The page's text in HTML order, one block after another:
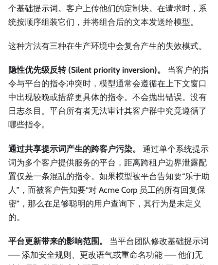
个基础提示词。客户上传他们的定制块。在请求时，系
统按顺序组装它们，并将组合后的文本发送给模型。
这种方法有三种在生产环境中会复合产生的失效模式。
隐性优先级反转 (Silent priority inversion)。
当客户的指
令与平台的指令冲突时，模型通常会遵循在上下文窗口
中出现较晚或措辞更具体的指令。不会抛出错误。没有
日志条目。平台所有者无法审计其客户群中究竟遵循了
哪些指令。
通过共享提示词产生的跨客户污染。
通过单个系统提示
词为多个客户提供服务的平台，距离跨租户边界泄露配
置仅差一条混乱的指令。如果模型被平台告知要“乐于助
人”，而被客户告知要“对 Acme Corp 员工的所有回复保
密”，那么在足够聪明的用户查询下，其行为是未定义
的。
平台更新带来的影响范围。
当平台团队修改基础提示词
—— 添加安全规则、更改语气或重命名功能 —— 他们无